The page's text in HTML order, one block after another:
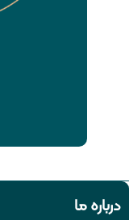
درباره ما